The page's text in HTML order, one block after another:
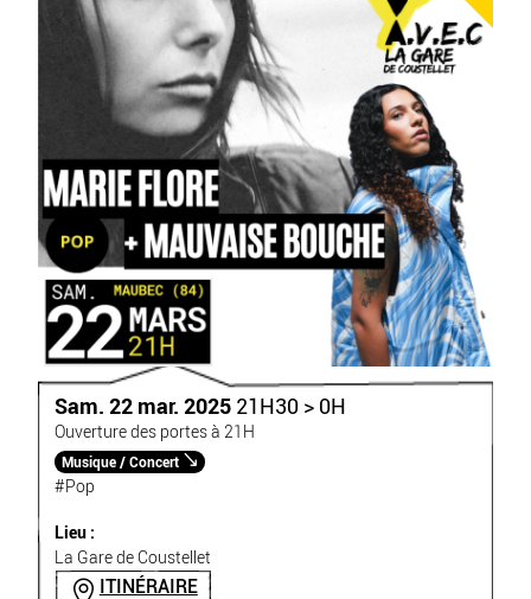
Sam. 22 mar. 2025 21H30 > 0H
Ouverture des portes à 21H
Musique / Concert
#Pop
Lieu :
La Gare de Coustellet
ITINÉRAIRE